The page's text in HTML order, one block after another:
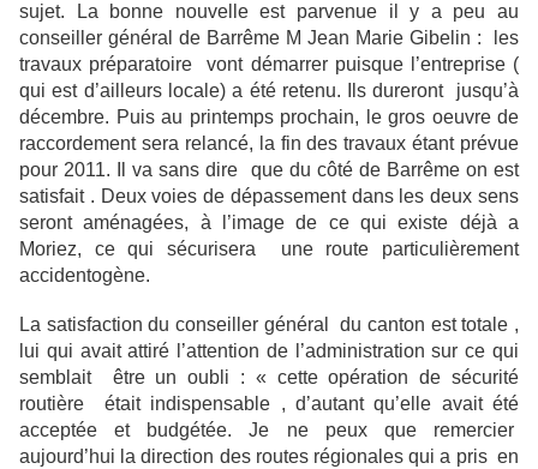
sujet. La bonne nouvelle est parvenue il y a peu au
conseiller général de Barrême M Jean Marie Gibelin : les
travaux préparatoire vont démarrer puisque l’entreprise (
qui est d’ailleurs locale) a été retenu. Ils dureront jusqu’à
décembre. Puis au printemps prochain, le gros oeuvre de
raccordement sera relancé, la fin des travaux étant prévue
pour 2011. Il va sans dire que du côté de Barrême on est
satisfait . Deux voies de dépassement dans les deux sens
seront aménagées, à l’image de ce qui existe déjà a
Moriez, ce qui sécurisera une route particulièrement
accidentogène.
La satisfaction du conseiller général du canton est totale ,
lui qui avait attiré l’attention de l’administration sur ce qui
semblait être un oubli : « cette opération de sécurité
routière était indispensable , d’autant qu’elle avait été
acceptée et budgétée. Je ne peux que remercier
aujourd’hui la direction des routes régionales qui a pris en